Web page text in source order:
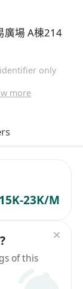
廣場 A棟214
only
more
23K/M
of this